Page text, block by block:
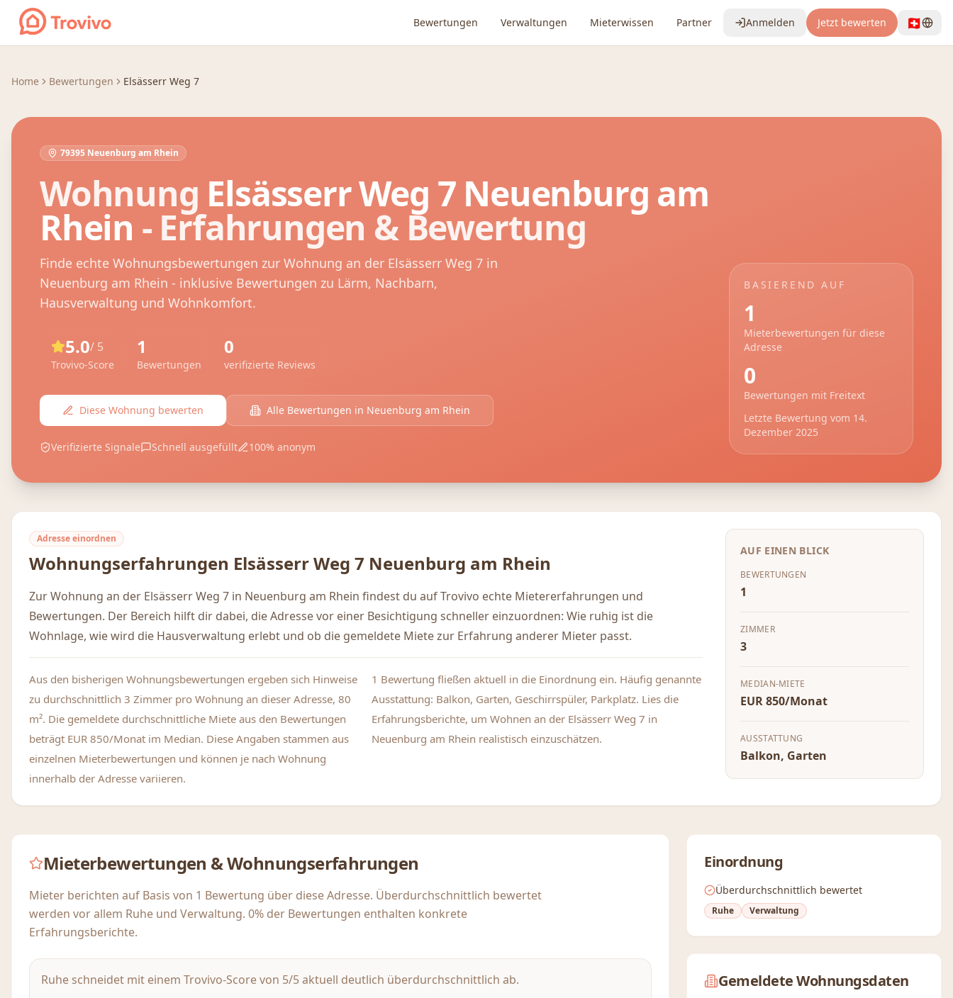
Zum Inhalt springen
Bewertungen Verwaltungen Mieterwissen Partner Anmelden Jetzt bewerten 🇨🇭
Home Bewertungen Elsässerr Weg 7
79395 Neuenburg am Rhein
Wohnung Elsässerr Weg 7 Neuenburg am
Rhein - Erfahrungen & Bewertung
Finde echte Wohnungsbewertungen zur Wohnung an der Elsässerr Weg 7 in
Neuenburg am Rhein - inklusive Bewertungen zu Lärm, Nachbarn,
Hausverwaltung und Wohnkomfort.
5.0/ 5
Trovivo-Score
1
Bewertungen
0
verifizierte Reviews
Diese Wohnung bewerten Alle Bewertungen in Neuenburg am Rhein
Verifizierte Signale Schnell ausgefüllt 100% anonym
BASIEREND AUF
1
Mieterbewertungen für diese
Adresse
0
Bewertungen mit Freitext
Letzte Bewertung vom 14.
Dezember 2025
Adresse einordnen
Wohnungserfahrungen Elsässerr Weg 7 Neuenburg am Rhein
Zur Wohnung an der Elsässerr Weg 7 in Neuenburg am Rhein findest du auf Trovivo echte Mietererfahrungen und
Bewertungen. Der Bereich hilft dir dabei, die Adresse vor einer Besichtigung schneller einzuordnen: Wie ruhig ist die
Wohnlage, wie wird die Hausverwaltung erlebt und ob die gemeldete Miete zur Erfahrung anderer Mieter passt.
Aus den bisherigen Wohnungsbewertungen ergeben sich Hinweise
zu durchschnittlich 3 Zimmer pro Wohnung an dieser Adresse, 80
m². Die gemeldete durchschnittliche Miete aus den Bewertungen
beträgt EUR 850/Monat im Median. Diese Angaben stammen aus
einzelnen Mieterbewertungen und können je nach Wohnung
innerhalb der Adresse variieren.
1 Bewertung fließen aktuell in die Einordnung ein. Häufig genannte
Ausstattung: Balkon, Garten, Geschirrspüler, Parkplatz. Lies die
Erfahrungsberichte, um Wohnen an der Elsässerr Weg 7 in
Neuenburg am Rhein realistisch einzuschätzen.
AUF EINEN BLICK
BEWERTUNGEN
1
ZIMMER
3
MEDIAN-MIETE
EUR 850/Monat
AUSSTATTUNG
Balkon, Garten
Mieterbewertungen & Wohnungserfahrungen
Mieter berichten auf Basis von 1 Bewertung über diese Adresse. Überdurchschnittlich bewertet
werden vor allem Ruhe und Verwaltung. 0% der Bewertungen enthalten konkrete
Erfahrungsberichte.
Ruhe schneidet mit einem Trovivo-Score von 5/5 aktuell deutlich überdurchschnittlich ab.
Einordnung
Überdurchschnittlich bewertet
Ruhe Verwaltung
Gemeldete Wohnungsdaten